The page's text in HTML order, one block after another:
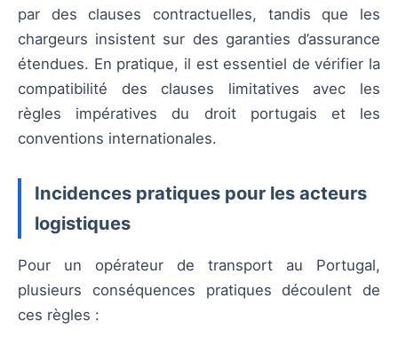
par des clauses contractuelles, tandis que les
chargeurs insistent sur des garanties d’assurance
étendues. En pratique, il est essentiel de vérifier la
compatibilité des clauses limitatives avec les
règles impératives du droit portugais et les
conventions internationales.
Incidences pratiques pour les acteurs
logistiques
Pour un opérateur de transport au Portugal,
plusieurs conséquences pratiques découlent de
ces règles :